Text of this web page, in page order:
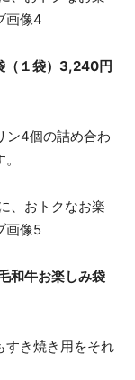
（１袋）3,240円
ン4個の詰め合わ
和牛お楽しみ袋
すき焼き用をそれ